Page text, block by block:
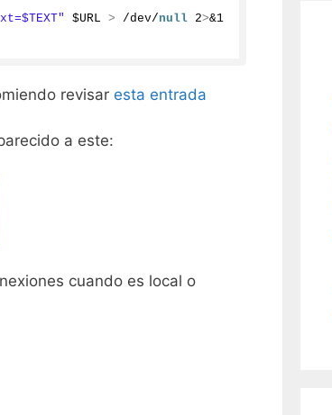
$URL > /dev/null 2>&1
revisar esta entrada
a este:
cuando es local o